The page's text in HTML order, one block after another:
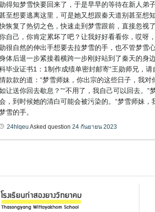
勋得知梦雪快要回来了，于是早早的等待在新人弟
至想要逃离这里，可是她又想跟秦天道别甚至想
恢复了热切之色，快速走到梦雪跟前，直接忽视
自己，你肯定累坏了吧？让我好好看看你，哎呀
勋很自然的伸出手想要去拉梦雪的手，也不管梦雪
体后退一步紧接着横跨一步刚好站到了秦天的身
毕业证书1：1制作成绩单密封邮寄“王勋师兄，
款款的道：“梦雪师妹，你出宗的这些日子，我
让送你回去歇息？”“不用了，我自己可以回去。
，到时候她的清白可能会被污染的。“梦雪师妹
雪的手。
24hlqeu Asked question 24 กันยายน 2023